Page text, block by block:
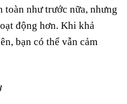
toàn như trước nữa, nhưng
động hơn. Khi khả
bạn có thể vẫn cảm